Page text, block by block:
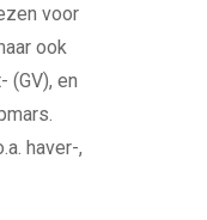
voor
ook
(GV), en
haver-,